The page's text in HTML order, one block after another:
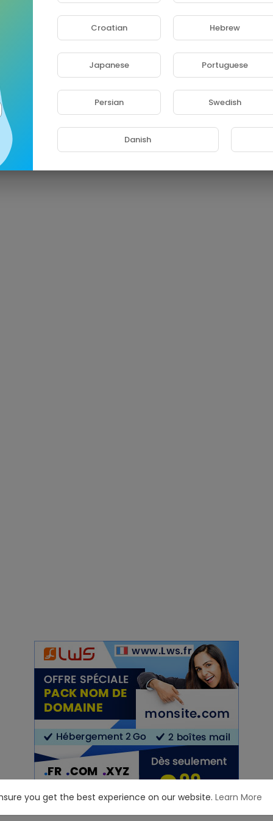
you get the best experience on our website. Learn More
une amitié vraie et naturelle avec tous qui l'a fait interagir avec
https://www.facebook.com/Masha....-et-Michka-164630237
vm.tiktok.com/ZS4XA4k1/
Castellano. Todos los episodios
https://bit.ly/Masha-Oso-
Komplet celé epizody
https://bit.ly/Masa-a-Medved-Epizody
Beer. Alle afleveringen
der Bär. Alle Folgen:http://bit.ly/mascha-und-der-baer
Croatian Hebrew
Japanese Portuguese
Persian Swedish
Danish